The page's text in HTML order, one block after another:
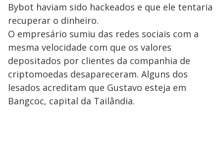
Bybot haviam sido hackeados e que ele tentaria
recuperar o dinheiro.
O empresário sumiu das redes sociais com a
mesma velocidade com que os valores
depositados por clientes da companhia de
criptomoedas desapareceram. Alguns dos
lesados acreditam que Gustavo esteja em
Bangcoc, capital da Tailândia.